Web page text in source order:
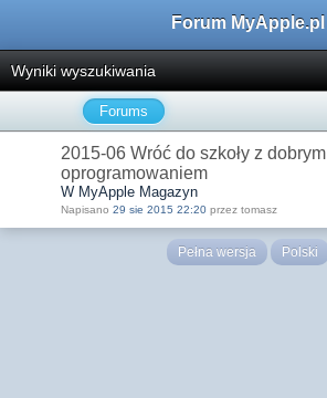
Forum MyApple.pl
Wyniki wyszukiwania
Forums
2015-06 Wróć do szkoły z dobrym
oprogramowaniem
W MyApple Magazyn
Napisano 29 sie 2015 22:20 przez tomasz
Pełna wersja Polski